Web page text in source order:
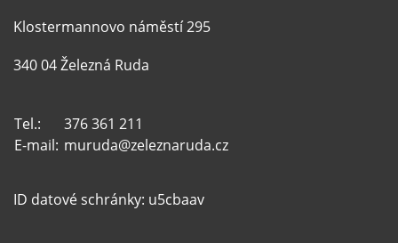
Klostermannovo náměstí 295
340 04 Železná Ruda
Tel.:
376 361 211
E-mail: muruda@zeleznaruda.cz
ID datové schránky: u5cbaav